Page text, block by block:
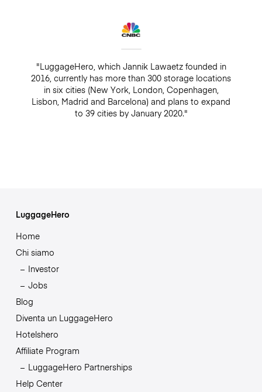
"LuggageHero, which Jannik Lawaetz founded in
2016, currently has more than 300 storage locations
in six cities (New York, London, Copenhagen,
Lisbon, Madrid and Barcelona) and plans to expand
to 39 cities by January 2020."
LuggageHero
Home
Chi siamo
Investor
Jobs
Blog
Diventa un LuggageHero
Hotelshero
Affiliate Program
LuggageHero Partnerships
Help Center